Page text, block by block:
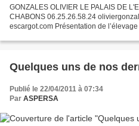
GONZALES OLIVIER LE PALAIS DE
CHABONS 06.25.26.58.24
escargot.com Présentation de
Quelques uns de nos
Publié le 22/04/2011 à 07:34
Par ASPERSA